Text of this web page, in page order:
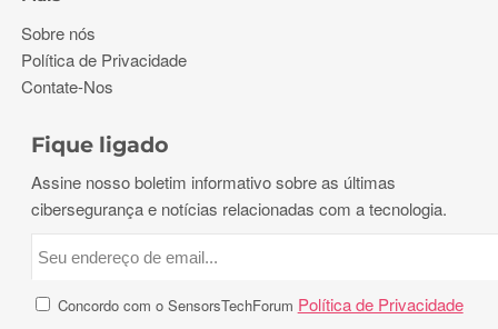
Sobre nós
Política de Privacidade
Contate-Nos
Fique ligado
Assine nosso boletim informativo sobre as últimas
cibersegurança e notícias relacionadas com a tecnologia.
Concordo com o SensorsTechForum Política de Privacidade